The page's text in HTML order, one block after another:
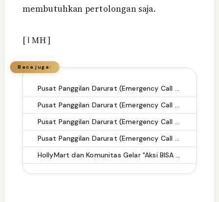
membutuhkan pertolongan saja.
[ ا MH ]
Baca juga:
Pusat Panggilan Darurat (Emergency Call Center) di Kabupaten Tegal
Pusat Panggilan Darurat (Emergency Call Center) di Kabupaten Merangin
Pusat Panggilan Darurat (Emergency Call Center) di Kabupaten Karanganyar
Pusat Panggilan Darurat (Emergency Call Center) di Kabupaten Lampung Tengah
HollyMart dan Komunitas Gelar "Aksi BISA Bersih" di Pantai Amahami